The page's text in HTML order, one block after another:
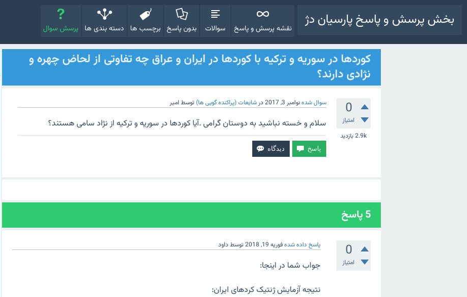
بخش پرسش و پاسخ پارسیان دژ نقشه پرسش و پاسخ سوالات بدون پاسخ برچسب ها دسته بندی ها پرسش سوال
کوردها در سوریه و ترکیه با کوردها در ایران و عراق چه تفاوتی از لحاض چهره و
نژادی دارند؟
0
امتیاز
2.9k بازدید
سوال شدهنوامبر 3, 2017 در شایعات (پراکنده گویی ها) توسط امیر
سلام و خسته نباشید به دوستان گرامی .آیا کوردها در سوریه و ترکیه از نژاد سامی هستند؟
5پاسخ
0
امتیاز
پاسخ داده شدهفوریه 19, 2018 توسط داود
جواب شما در اینجا:
نتیجه آزمایش ژنتیک کردهای ایران: